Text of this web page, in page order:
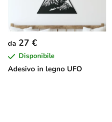
Adesivo in legno UFO
da 27 €
Disponibile